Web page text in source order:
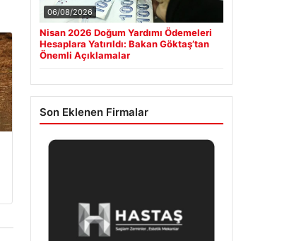
06/08/2026
Nisan 2026 Doğum Yardımı Ödemeleri
Son Eklenen Firmalar